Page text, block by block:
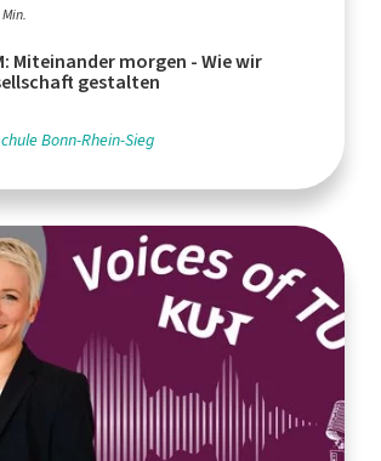
Miteinander morgen - Wie wir
gestalten
Bonn-Rhein-Sieg